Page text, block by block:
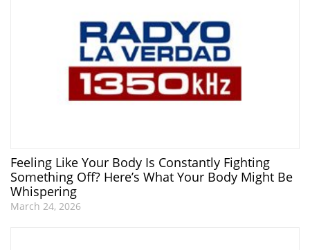
Feeling Like Your Body Is Constantly Fighting
Something Off? Here’s What Your Body Might Be
Whispering
March 24, 2026